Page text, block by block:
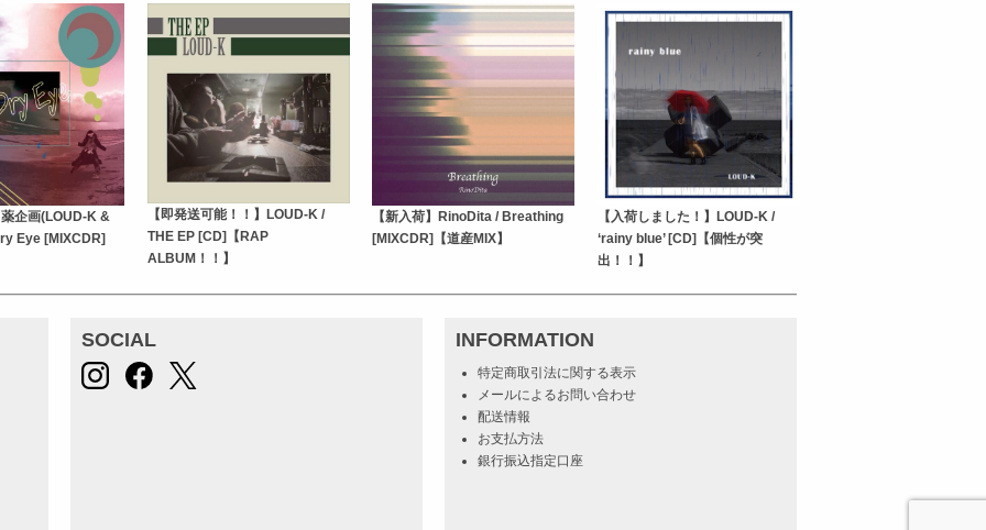
企画(LOUD-K &
Eye [MIXCDR]
【即発送可能！！】LOUD-K /
THE EP [CD]【RAP
ALBUM！！】
【新入荷】RinoDita / Breathing
[MIXCDR]【道産MIX】
【入荷しました！】LOUD-K /
‘rainy blue’ [CD]【個性が突
出！！】
SOCIAL INFORMATION
特定商取引法に関する表示
メールによるお問い合わせ
配送情報
お支払方法
銀行振込指定口座